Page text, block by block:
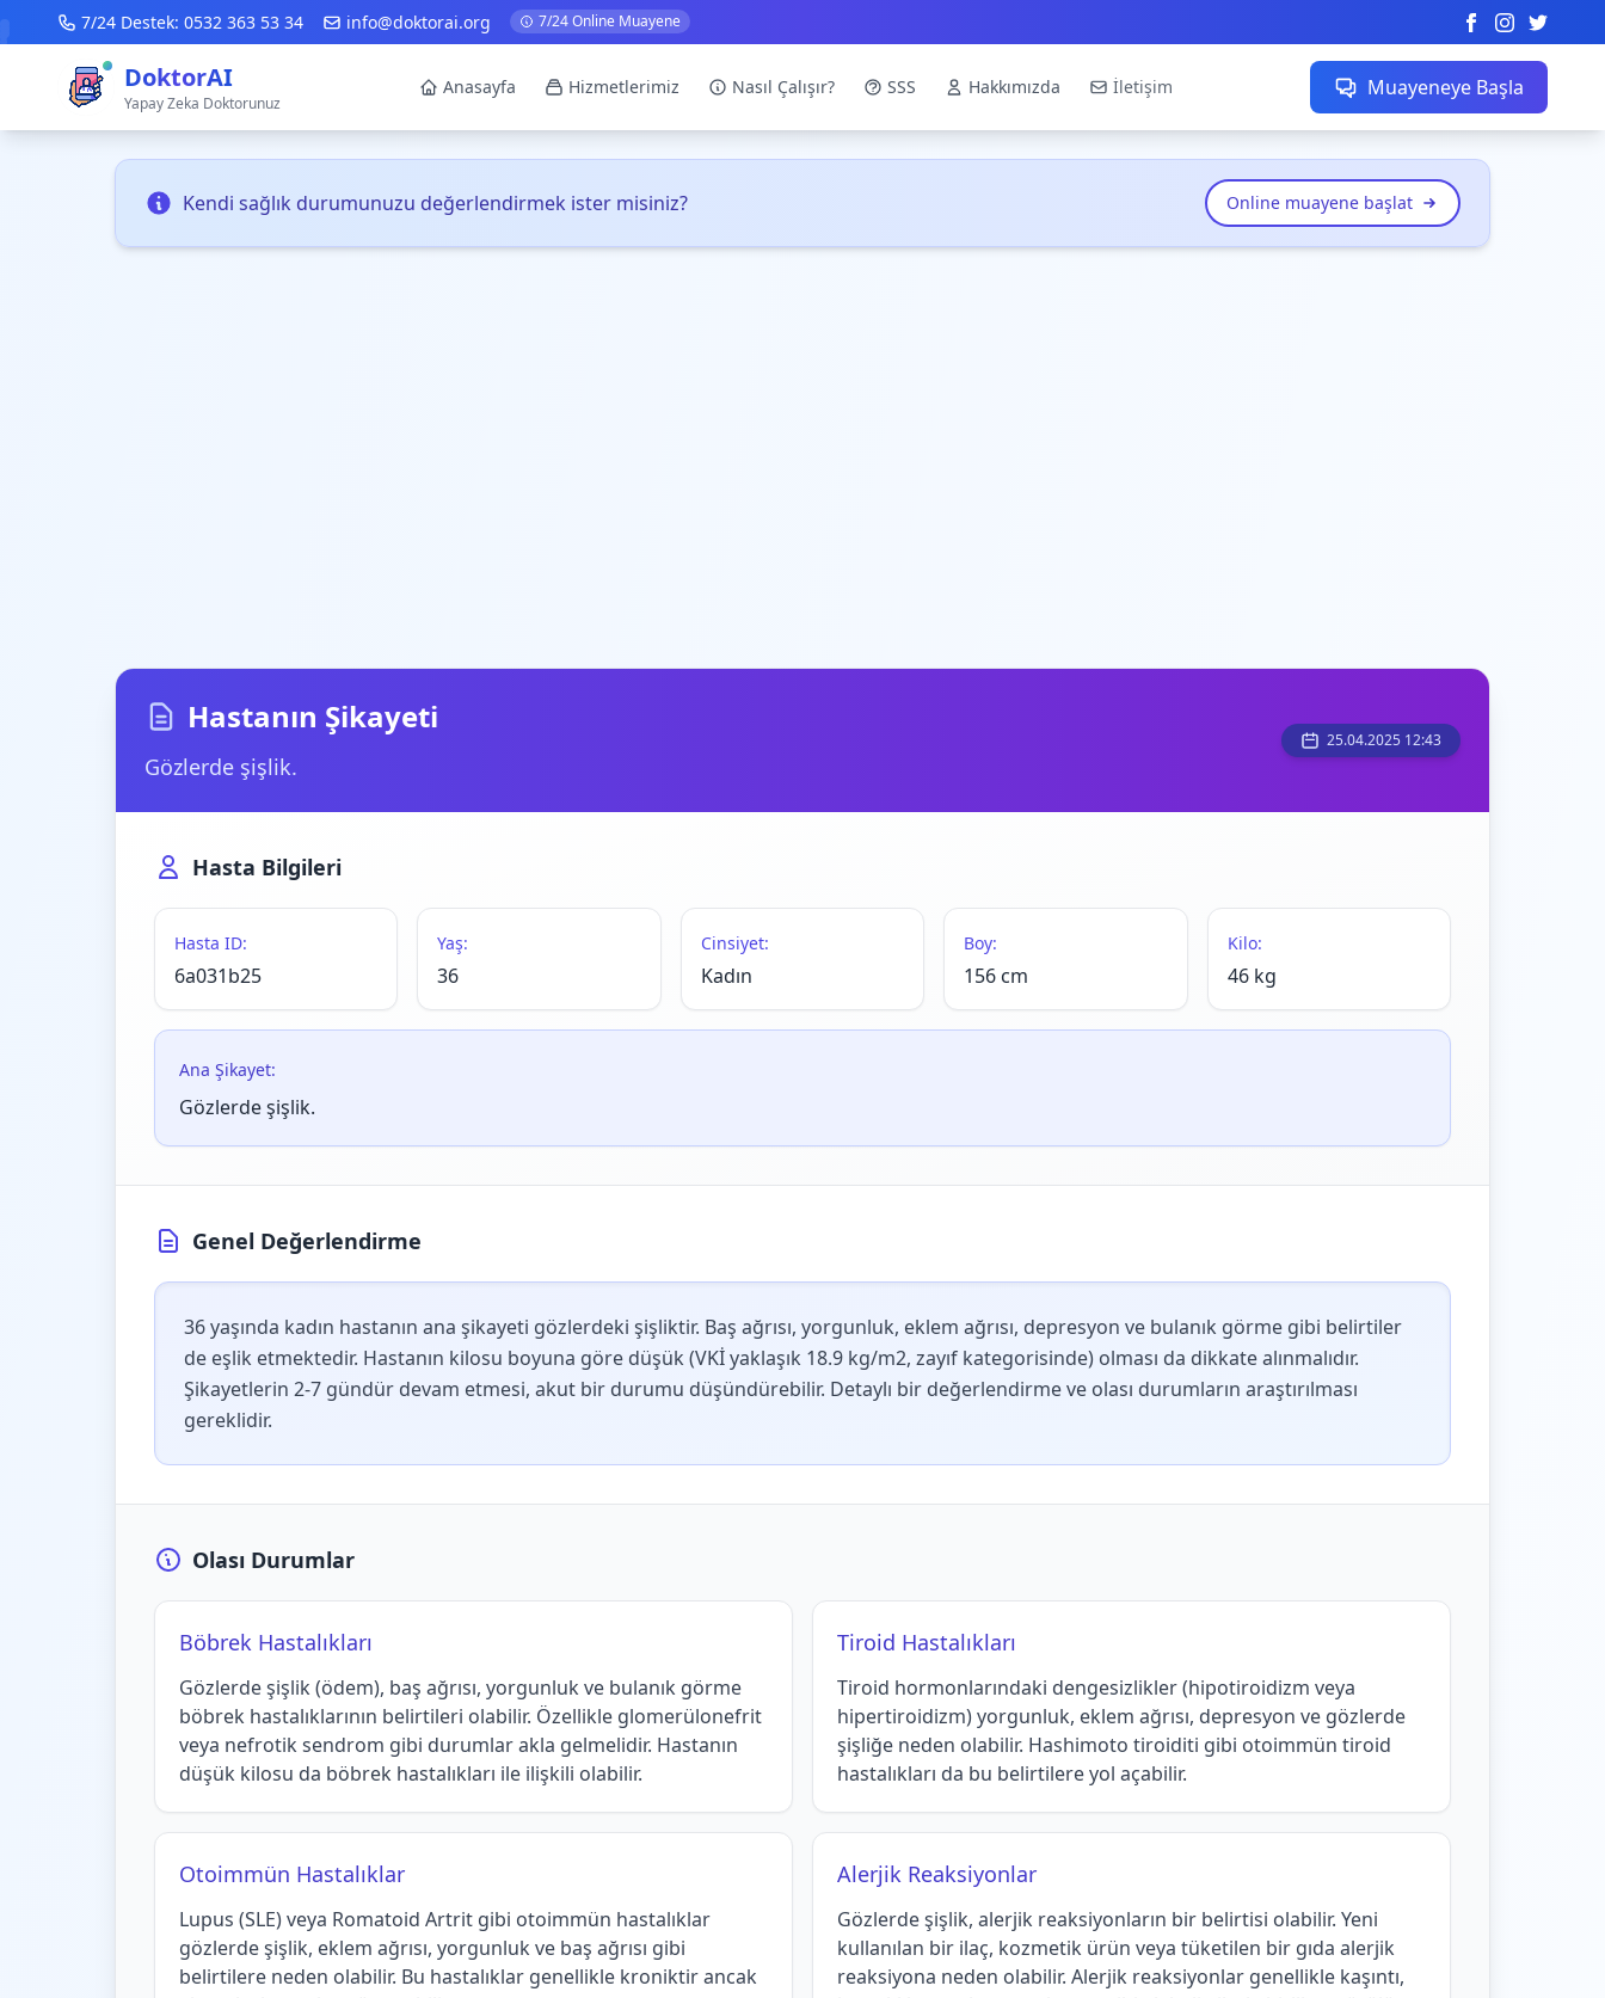
7/24 Destek: 0532 363 53 34 info@doktorai.org 7/24 Online Muayene
DoktorAI
Yapay Zeka Doktorunuz
Anasayfa Hizmetlerimiz Nasıl Çalışır? SSS Hakkımızda İletişim Muayeneye Başla
Kendi sağlık durumunuzu değerlendirmek ister misiniz? Online muayene başlat
Hastanın Şikayeti
Gözlerde şişlik.
25.04.2025 12:43
Hasta Bilgileri
Hasta ID:
6a031b25
Yaş:
36
Cinsiyet:
Kadın
Boy:
156 cm
Kilo:
46 kg
Ana Şikayet:
Gözlerde şişlik.
Genel Değerlendirme
36 yaşında kadın hastanın ana şikayeti gözlerdeki şişliktir. Baş ağrısı, yorgunluk, eklem ağrısı, depresyon ve bulanık görme gibi belirtiler
de eşlik etmektedir. Hastanın kilosu boyuna göre düşük (VKİ yaklaşık 18.9 kg/m2, zayıf kategorisinde) olması da dikkate alınmalıdır.
Şikayetlerin 2-7 gündür devam etmesi, akut bir durumu düşündürebilir. Detaylı bir değerlendirme ve olası durumların araştırılması
gereklidir.
Olası Durumlar
Böbrek Hastalıkları
Gözlerde şişlik (ödem), baş ağrısı, yorgunluk ve bulanık görme
böbrek hastalıklarının belirtileri olabilir. Özellikle glomerülonefrit
veya nefrotik sendrom gibi durumlar akla gelmelidir. Hastanın
düşük kilosu da böbrek hastalıkları ile ilişkili olabilir.
Tiroid Hastalıkları
Tiroid hormonlarındaki dengesizlikler (hipotiroidizm veya
hipertiroidizm) yorgunluk, eklem ağrısı, depresyon ve gözlerde
şişliğe neden olabilir. Hashimoto tiroiditi gibi otoimmün tiroid
hastalıkları da bu belirtilere yol açabilir.
Otoimmün Hastalıklar
Lupus (SLE) veya Romatoid Artrit gibi otoimmün hastalıklar
gözlerde şişlik, eklem ağrısı, yorgunluk ve baş ağrısı gibi
belirtilere neden olabilir. Bu hastalıklar genellikle kroniktir ancak
Alerjik Reaksiyonlar
Gözlerde şişlik, alerjik reaksiyonların bir belirtisi olabilir. Yeni
kullanılan bir ilaç, kozmetik ürün veya tüketilen bir gıda alerjik
reaksiyona neden olabilir. Alerjik reaksiyonlar genellikle kaşıntı,